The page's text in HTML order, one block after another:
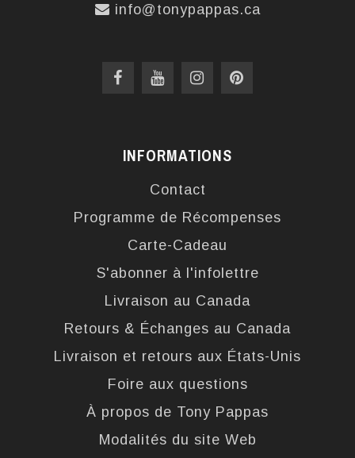
info@tonypappas.ca
INFORMATIONS
Contact
Programme de Récompenses
Carte-Cadeau
S'abonner à l'infolettre
Livraison au Canada
Retours & Échanges au Canada
Livraison et retours aux États-Unis
Foire aux questions
À propos de Tony Pappas
Modalités du site Web